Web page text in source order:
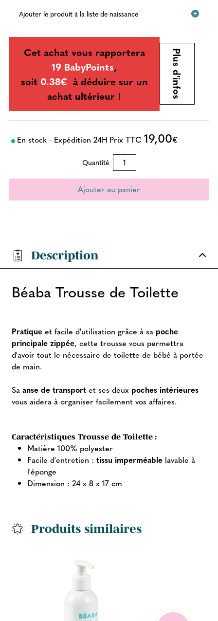
Ajouter le produit à la liste de naissance
Cet achat vous rapportera
19 BabyPoints,
soit 0.38€ à déduire sur un
achat ultérieur !
Plus d'infos
En stock - Expédition 24H Prix TTC 19,00€
Quantité
Description
Béaba Trousse de Toilette
Pratique et facile d'utilisation grâce à sa poche
principale zippée, cette trousse vous permettra
d'avoir tout le nécessaire de toilette de bébé à portée
de main.
Sa anse de transport et ses deux poches intérieures
vous aidera à organiser facilement vos affaires.
Caractéristiques Trousse de Toilette :
Matière 100% polyester
Facile d'entretien : tissu imperméable lavable à
l'éponge
Dimension : 24 x 8 x 17 cm
Produits similaires